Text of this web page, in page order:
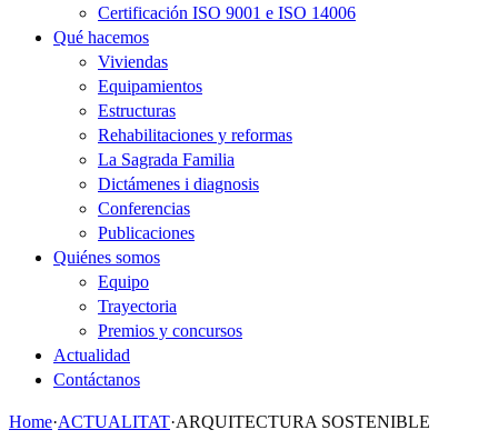
Certificación ISO 9001 e ISO 14006
Qué hacemos
Viviendas
Equipamientos
Estructuras
Rehabilitaciones y reformas
La Sagrada Familia
Dictámenes i diagnosis
Conferencias
Publicaciones
Quiénes somos
Equipo
Trayectoria
Premios y concursos
Actualidad
Contáctanos
Home·ACTUALITAT·ARQUITECTURA SOSTENIBLE